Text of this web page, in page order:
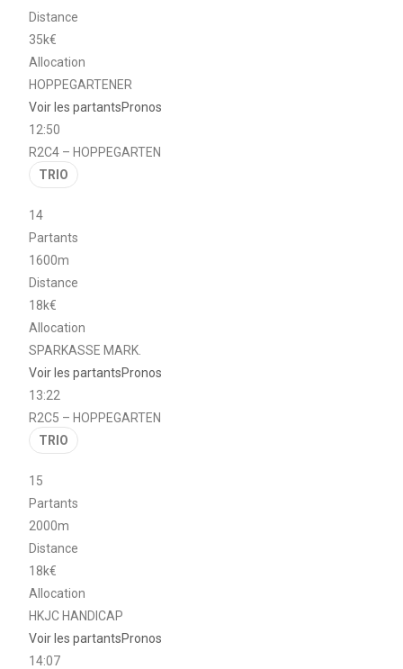
Distance
35k€
Allocation
HOPPEGARTENER
Voir les partantsPronos
12:50
R2C4 – HOPPEGARTEN
TRIO
14
Partants
1600m
Distance
18k€
Allocation
SPARKASSE MARK.
Voir les partantsPronos
13:22
R2C5 – HOPPEGARTEN
TRIO
15
Partants
2000m
Distance
18k€
Allocation
HKJC HANDICAP
Voir les partantsPronos
14:07